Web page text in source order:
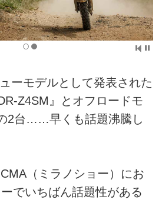
ーモデルとして発表された
Z4SM』とオフロードモ
2台……早くも話題沸騰し
（ミラノショー）にお
でいちばん話題性がある